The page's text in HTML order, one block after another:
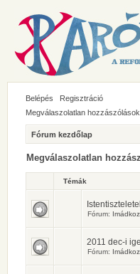
Belépés
Regisztráció
Megválaszolatlan hozzászólások
Fórum kezdőlap
Megválaszolatlan
Témák
Fórum:
2011 dec-i
Fórum: